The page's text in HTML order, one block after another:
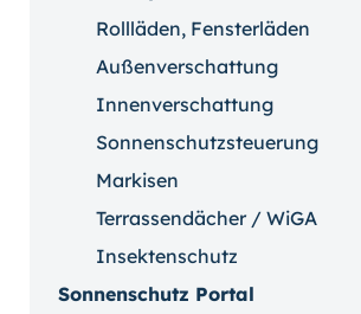
Rollläden, Fensterläden
Außenverschattung
Innenverschattung
Sonnenschutzsteuerung
Markisen
Terrassendächer / WiGA
Insektenschutz
Sonnenschutz Portal